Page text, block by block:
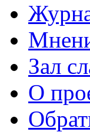
Зал
О